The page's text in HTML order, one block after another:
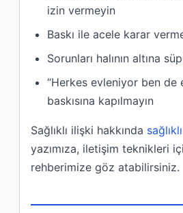
izin vermeyin
Baskı ile acele karar
Sorunları halının altına
“Herkes evleniyor ben de
baskısına kapılmayın
Sağlıklı ilişki hakkında
yazımıza, iletişim teknikleri
rehberimize göz atabilirsiniz.